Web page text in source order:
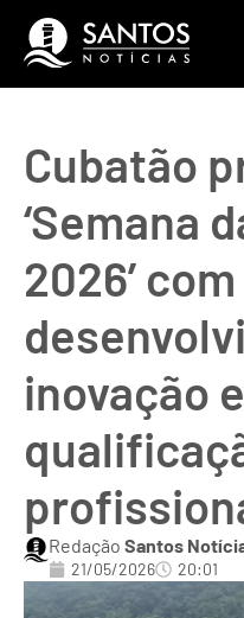
Cubatão
‘Semana
2026’
inovação e
Redação Santos
21/05/2026 20:01